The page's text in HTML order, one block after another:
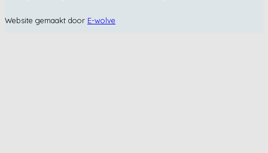
Website gemaakt door E-wolve